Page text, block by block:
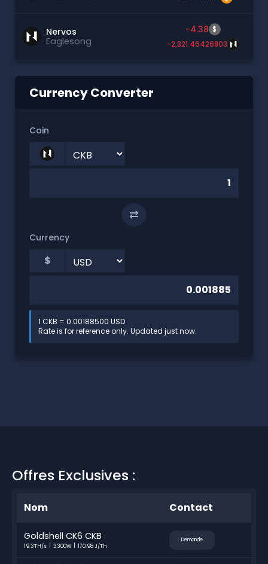
Nervos
Eaglesong
-4.38 $
-2,321.46426803
Currency Converter
Coin
⇄
Currency
$
1 CKB = 0.00188500 USD
Rate is for reference only. Updated just now.
Offres Exclusives :
Nom Contact
Goldshell CK6 CKB
19.3TH/s 3300W 170.98 J/Th
Demande